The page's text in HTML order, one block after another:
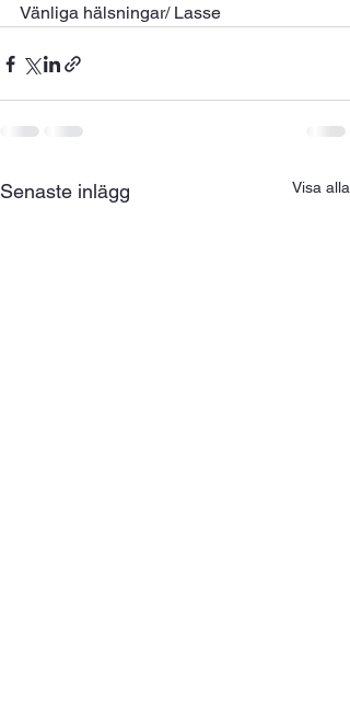
Vänliga hälsningar/ Lasse
Senaste inlägg Visa alla